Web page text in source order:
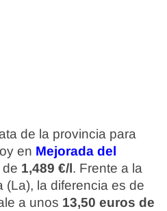
de la provincia para
en Mejorada del
de 1,489 €/l. Frente a la
(La), la diferencia es de
a unos 13,50 euros de